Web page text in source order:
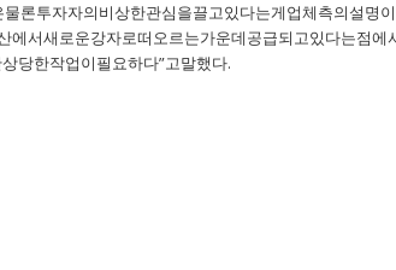
론투자자의비상한관심을끌고있다는게업체측의설명
에서새로운강자로떠오르는가운데공급되고있다는점
당한작업이필요하다”고말했다.